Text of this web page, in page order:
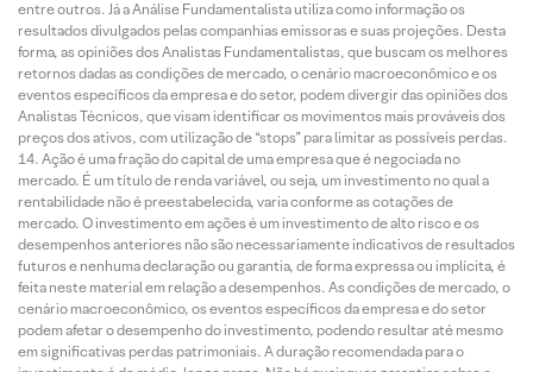
entre outros. Já a Análise Fundamentalista utiliza como informação os
resultados divulgados pelas companhias emissoras e suas projeções. Desta
forma, as opiniões dos Analistas Fundamentalistas, que buscam os melhores
retornos dadas as condições de mercado, o cenário macroeconômico e os
eventos específicos da empresa e do setor, podem divergir das opiniões dos
Analistas Técnicos, que visam identificar os movimentos mais prováveis dos
preços dos ativos, com utilização de “stops” para limitar as possíveis perdas.
Ação é uma fração do capital de uma empresa que é negociada no
mercado. É um título de renda variável, ou seja, um investimento no qual a
rentabilidade não é preestabelecida, varia conforme as cotações de
mercado. O investimento em ações é um investimento de alto risco e os
desempenhos anteriores não são necessariamente indicativos de resultados
futuros e nenhuma declaração ou garantia, de forma expressa ou implícita, é
feita neste material em relação a desempenhos. As condições de mercado, o
cenário macroeconômico, os eventos específicos da empresa e do setor
podem afetar o desempenho do investimento, podendo resultar até mesmo
em significativas perdas patrimoniais. A duração recomendada para o